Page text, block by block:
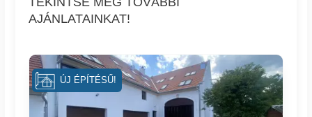
AJÁNLATAINKAT!
ÚJ ÉPÍTÉSŰ!